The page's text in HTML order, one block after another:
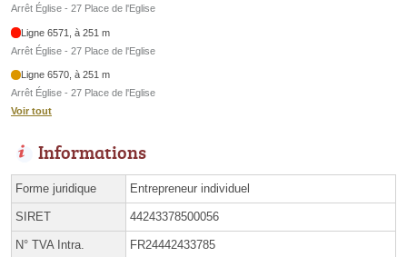
Arrêt Église - 27 Place de l'Eglise
Ligne 6571, à 251 m
Arrêt Église - 27 Place de l'Eglise
Ligne 6570, à 251 m
Arrêt Église - 27 Place de l'Eglise
Voir tout
Informations
Forme juridique Entrepreneur individuel
SIRET 44243378500056
N° TVA Intra. FR24442433785